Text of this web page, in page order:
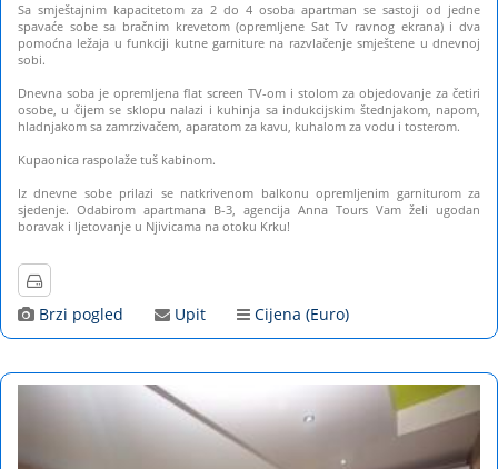
Sa smještajnim kapacitetom za 2 do 4 osoba apartman se sastoji od jedne
spavaće sobe sa bračnim krevetom (opremljene Sat Tv ravnog ekrana) i dva
pomoćna ležaja u funkciji kutne garniture na razvlačenje smještene u dnevnoj
sobi.
Dnevna soba je opremljena flat screen TV-om i stolom za objedovanje za četiri
osobe, u čijem se sklopu nalazi i kuhinja sa indukcijskim štednjakom, napom,
hladnjakom sa zamrzivačem, aparatom za kavu, kuhalom za vodu i tosterom.
Kupaonica raspolaže tuš kabinom.
Iz dnevne sobe prilazi se natkrivenom balkonu opremljenim garniturom za
sjedenje. Odabirom apartmana B-3, agencija Anna Tours Vam želi ugodan
boravak i ljetovanje u Njivicama na otoku Krku!
Brzi pogled Upit Cijena (Euro)